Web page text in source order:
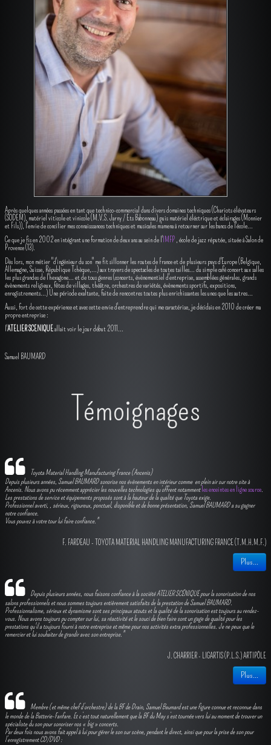
CONTACT
Après quelques années passées en tant que technico-commercial dans divers domaines techniques (Chariots élévateurs
(SODEM), matériel viticole et vinicole (M.V.S. Jarny / Ets Babonneau) puis matériel éléctrique et éclairages (Monnier
et Fils)), l'envie de concilier mes connaisssances techniques et musicales m'amena à retourner sur les bancs de l'école...
Ce que je fis en 2002 en intégrant une formation de deux ans au sein de l' IMFP , école de jazz réputée, située à Salon de
Provence (13).
Dès lors, mon métier "d'ingénieur du son" me fit sillonner les routes de France et de plusieurs pays d'Europe (Belgique,
Allemagne, Suisse, République Tchèque,...) aux travers de spectacles de toutes tailles... du simple café concert aux salles
les plus grandes de l'hexagone... et de tous genres (concerts, évènementiel d'entreprise, assemblées générales, grands
évènements religieux, fêtes de villages, théâtre, orchestres de variétés, évènements sportifs, expositions,
enregistrements...) Une période exaltante, faite de rencontres toutes plus enrichissantes les unes que les autres...
Aussi, fort de cette expérience et avec cette envie d'entreprendre qui me caractérise, je décidais en 2010 de créer ma
propre entreprise :
l'ATELIER SCENIQUEallait voir le jour début 2011...
Samuel BAUMARD
Témoignages
Toyota Material Handling Manufacturing France (Ancenis)
Depuis plusieurs années, Samuel BAUMARD sonorise nos évènements en intérieur comme en plein air sur notre site à
Ancenis. Nous avons pu récemment apprécier les nouvelles technologies qu’offrent notamment les enceintes en ligne source.
Les prestations de service et équipements proposés sont à la hauteur de la qualité que Toyota exige.
Professionnel averti, , sérieux, rigoureux, ponctuel, disponible et de bonne présentation, Samuel BAUMARD a su gagner
notre confiance.
Vous pouvez à votre tour lui faire confiance."
F. FARDEAU - TOYOTA MATERIAL HANDLING MANUFACTURING FRANCE (T.M.H.M.F.)
Plus...
Depuis plusieurs années, nous faisons confiance à la société ATELIER SCÉNIQUE pour la sonorisation de nos
salons professionnels et nous sommes toujours entièrement satisfaits de la prestation de Samuel BAUMARD.
Professionnalisme, sérieux et dynamisme sont ses principaux atouts et la qualité de la sonorisation est toujours au rendez-
vous. Nous avons toujours pu compter sur lui, sa réactivité et le souci de bien faire sont un gage de qualité pour les
prestations qu'il a toujours fourni à notre entreprise et même pour nos activités extra professionnelles. Je ne peux que le
remercier et lui souhaiter de grandir avec son entreprise."
J. CHARRIER - LIGARTIS (P.L.S.) ARTIPÔLE
Plus...
Membre (et même chef d’orchestre) de la BF de Drain, Samuel Baumard est une figure connue et reconnue dans
le monde de la Batterie-Fanfare. Et c’est tout naturellement que la BF du May s’est tournée vers lui au moment de trouver un
spécialiste du son pour sonoriser nos « big » concerts.
Par deux fois nous avons fait appel à lui pour gérer le son sur scène, pendant le direct, ainsi que pour la prise de son pour
l’enregistrement CD/DVD :